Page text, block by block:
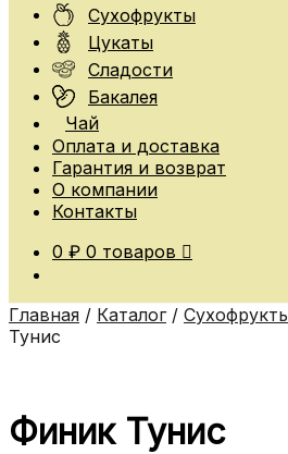
Сухофрукты
Цукаты
Сладости
Бакалея
Чай
Оплата и доставка
Гарантия и возврат
О компании
Контакты
0 ₽ 0 товаров
Главная / Каталог/
Тунис
Финик Тунис